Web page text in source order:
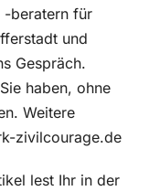
-beratern für
und
Gespräch.
haben, ohne
Weitere
zivilcourage.de
lest Ihr in der